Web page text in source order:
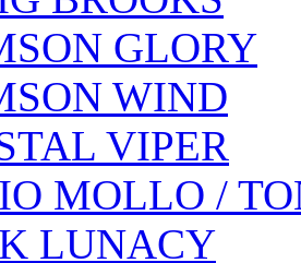
GLORY
WIND
VIPER
MOLLO /
LUNACY